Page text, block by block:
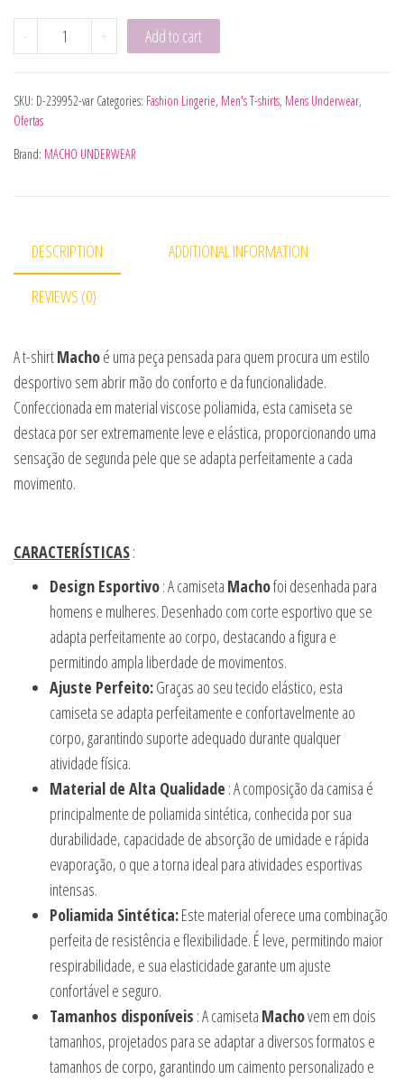
- MACHO - CAMISETA VERDE S/M quantity
+ Add to cart
SKU: D-239952-var Categories: Fashion Lingerie, Men's T-shirts, Mens Underwear,
Ofertas
Brand: MACHO UNDERWEAR
DESCRIPTION ADDITIONAL INFORMATION
REVIEWS (0)
A t-shirtMachoé uma peça pensada para quem procura um estilo
desportivo sem abrir mão do conforto e da funcionalidade.
Confeccionada em material viscose poliamida, esta camiseta se
destaca por ser extremamente leve e elástica, proporcionando uma
sensação de segunda pele que se adapta perfeitamente a cada
movimento.
CARACTERÍSTICAS:
Design Esportivo: A camiseta Machofoi desenhada para
homens e mulheres. Desenhado com corte esportivo que se
adapta perfeitamente ao corpo, destacando a figura e
permitindo ampla liberdade de movimentos.
Ajuste Perfeito:Graças ao seu tecido elástico, esta
camiseta se adapta perfeitamente e confortavelmente ao
corpo, garantindo suporte adequado durante qualquer
atividade física.
Material de Alta Qualidade : A composição da camisa é
principalmente de poliamida sintética, conhecida por sua
durabilidade, capacidade de absorção de umidade e rápida
evaporação, o que a torna ideal para atividades esportivas
intensas.
Poliamida Sintética:Este material oferece uma combinação
perfeita de resistência e flexibilidade. É leve, permitindo maior
respirabilidade, e sua elasticidade garante um ajuste
confortável e seguro.
Tamanhos disponíveis : A camiseta Machovem em dois
tamanhos, projetados para se adaptar a diversos formatos e
tamanhos de corpo, garantindo um caimento personalizado e